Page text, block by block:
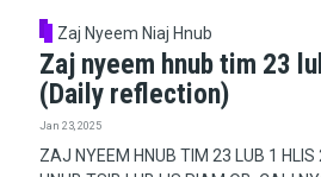
Zaj Nyeem Niaj Hnub
Zaj nyeem hnub tim 23
(Daily reflection)
Jan 23, 2025
ZAJ NYEEM HNUB TIM 23 LUB 1 HLIS